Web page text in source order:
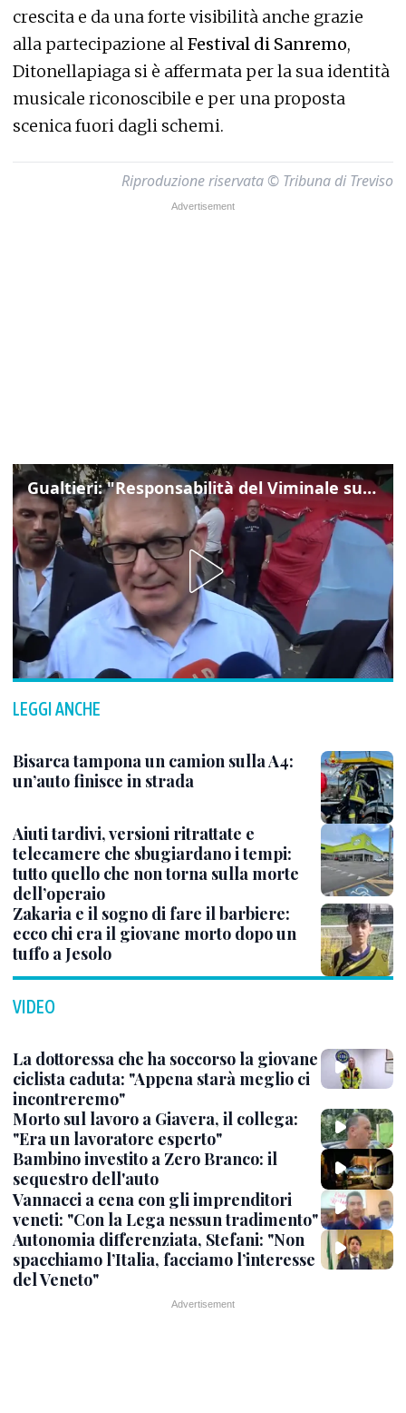
crescita e da una forte visibilità anche grazie
alla partecipazione alFestival di Sanremo,
Ditonellapiaga si è affermata per la sua identità
musicale riconoscibile e per una proposta
scenica fuori dagli schemi.
Riproduzione riservata © Tribuna di Treviso
Gualtieri: "Responsabilità del Viminale su Spin Time? La posizione dei partiti è nota"
LEGGI ANCHE
Bisarca tampona un camion sulla A4:
un’auto finisce in strada
Aiuti tardivi, versioni ritrattate e
telecamere che sbugiardano i tempi:
tutto quello che non torna sulla morte
dell’operaio
Zakaria e il sogno di fare il barbiere:
ecco chi era il giovane morto dopo un
tuffo a Jesolo
VIDEO
La dottoressa che ha soccorso la giovane
ciclista caduta: "Appena starà meglio ci
incontreremo"
Morto sul lavoro a Giavera, il collega:
"Era un lavoratore esperto"
Bambino investito a Zero Branco: il
sequestro dell'auto
Vannacci a cena con gli imprenditori
veneti: "Con la Lega nessun tradimento"
Autonomia differenziata, Stefani: "Non
spacchiamo l’Italia, facciamo l’interesse
del Veneto"